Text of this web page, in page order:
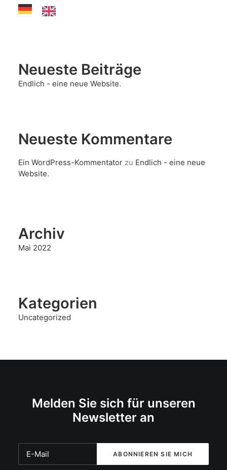
Neueste Beiträge
Endlich - eine neue Website.
Neueste Kommentare
Ein WordPress-Kommentator zu Endlich - eine neue
Website.
Archiv
Mai 2022
Kategorien
Uncategorized
Melden Sie sich für unseren
Newsletter an